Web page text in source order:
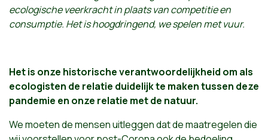
ecologische veerkracht in plaats van competitie en
consumptie. Het is hoogdringend, we spelen met vuur.
Het is onze historische verantwoordelijkheid om als
ecologisten de relatie duidelijk te maken tussen deze
pandemie en onze relatie met de natuur.
We moeten de mensen uitleggen dat de maatregelen die